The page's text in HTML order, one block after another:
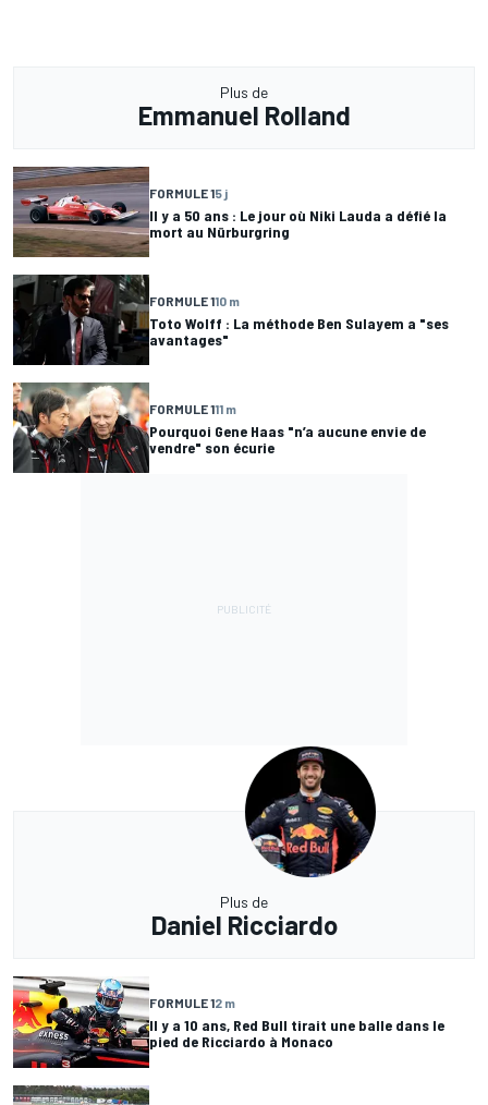
Plus de
Emmanuel Rolland
FORMULE 15 j
Il y a 50 ans : Le jour où Niki Lauda a défié la
mort au Nürburgring
FORMULE 110 m
Toto Wolff : La méthode Ben Sulayem a "ses
avantages"
FORMULE 111 m
Pourquoi Gene Haas "n’a aucune envie de
vendre" son écurie
Plus de
Daniel Ricciardo
FORMULE 12 m
Il y a 10 ans, Red Bull tirait une balle dans le
pied de Ricciardo à Monaco